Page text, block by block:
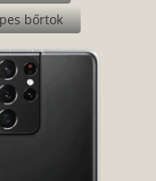
bőrtok